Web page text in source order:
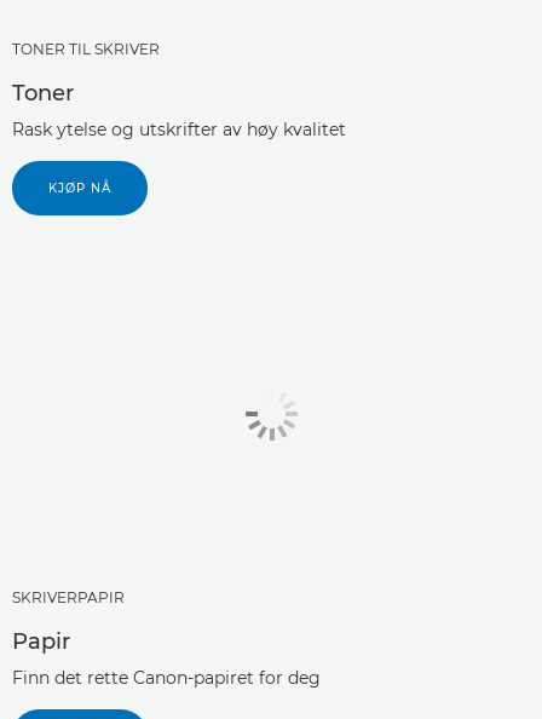
TONER TIL SKRIVER
Toner
Rask ytelse og utskrifter av høy kvalitet
KJØP NÅ
SKRIVERPAPIR
Papir
Finn det rette Canon-papiret for deg